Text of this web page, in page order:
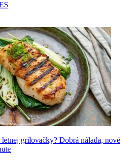
grilovačky? Dobrá nálada, nové